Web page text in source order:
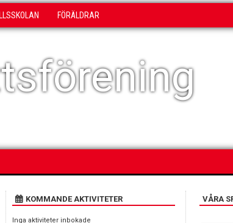
FÖRÄLDRAR
KOMMANDE AKTIVITETER
Inga aktiviteter inbokade
VÅRA